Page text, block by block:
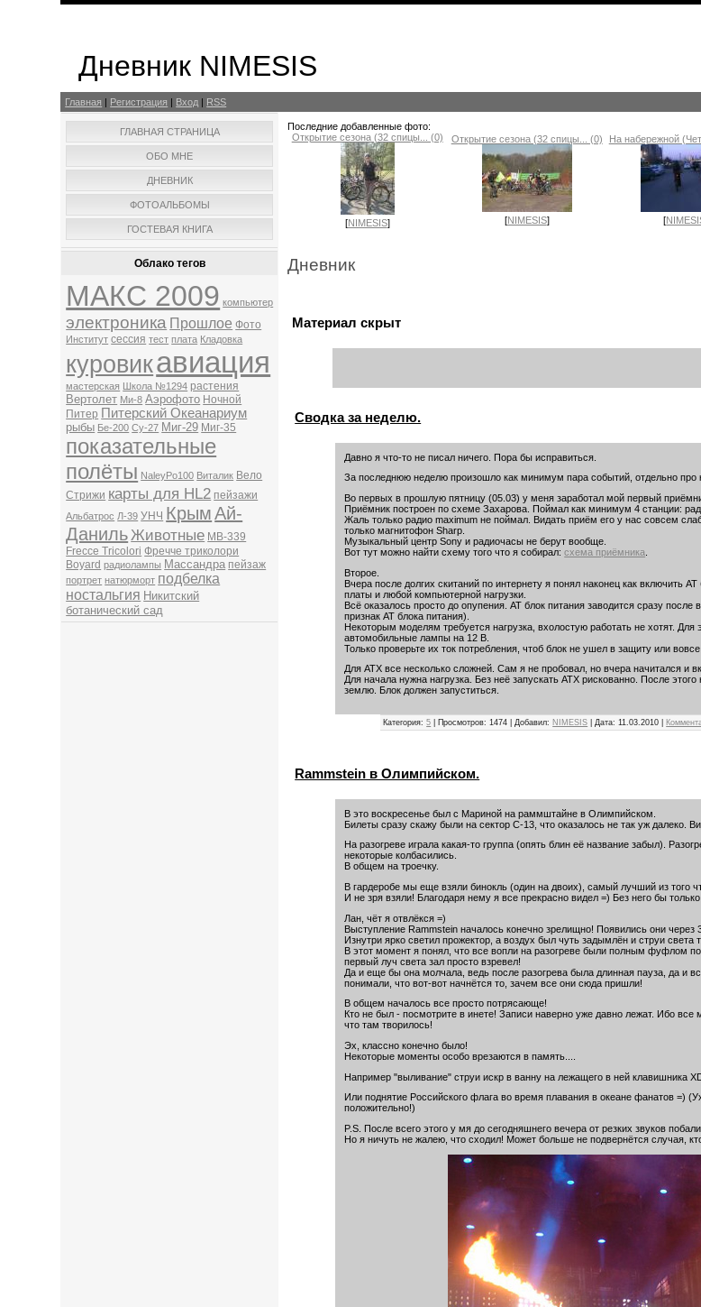
Дневник NIMESIS
Главная | Регистрация | Вход | RSS
ГЛАВНАЯ СТРАНИЦА
ОБО МНЕ
ДНЕВНИК
ФОТОАЛЬБОМЫ
ГОСТЕВАЯ КНИГА
Облако тегов
МАКС 2009 компьютер
электроника Прошлое Фото
Институт сессия тест плата Кладовка
куровикавиация
мастерская Школа №1294 растения
Вертолет Ми-8 Аэрофото Ночной
Питер Питерский Океанариум
рыбы Бе-200 Су-27 Миг-29 Миг-35
показательные
полёты NaleyPo100 Виталик Вело
Стрижи карты для HL2 пейзажи
Альбатрос Л-39 УНЧ КрымАй-
ДанильЖивотные MB-339
Frecce Tricolori Фречче триколори
Boyard радиолампы Массандра пейзаж
портрет натюрморт подбелка
ностальгия Никитский
ботанический сад
Последние добавленные фото:
Открытие сезона (32 спицы... (0)
[NIMESIS]
Открытие сезона (32 спицы... (0)
[NIMESIS]
На набережной
[
Дневник
Материал скрыт
Сводка за неделю.
Давно я что-то не писал ничего. Пора бы исправиться.
За последнюю неделю произошло как минимум пара событий, отдельно про
Во первых в прошлую пятницу (05.03) у меня заработал мой первый
Приёмник построен по схеме Захарова. Поймал как минимум 4 станции:
Жаль только радио maximum не поймал. Видать приём его у нас совсем
только магнитофон Sharp.
Музыкальный центр Sony и радиочасы не берут вообще.
Вот тут можно найти схему того что я собирал:схема приёмника
Второе.
Вчера после долгих скитаний по интернету я понял наконец как включить
платы и любой компьютерной нагрузки.
Всё оказалось просто до опупения. АТ блок питания заводится сразу
признак АТ блока питания).
Некоторым моделям требуется нагрузка, вхолостую работать не хотят. Для
автомобильные лампы на 12 В.
Только проверьте их ток потребления, чтоб блок не ушел в защиту или вовсе
Для ATX все несколько сложней. Сам я не пробовал, но вчера начитался и
Для начала нужна нагрузка. Без неё запускать ATX рискованно. После
землю. Блок должен запуститься.
Категория:5 | Просмотров: 1474 | Добавил: NIMESIS | Дата:11.03.2010
Rammstein в Олимпийском.
В это воскресенье был с Мариной на раммштайне в Олимпийском.
Билеты сразу скажу были на сектор С-13, что оказалось не так уж далеко.
На разогреве играла какая-то группа (опять блин её название забыл).
некоторые колбасились.
В общем на троечку.
В гардеробе мы еще взяли бинокль (один на двоих), самый лучший из того
И не зря взяли! Благодаря нему я все прекрасно видел =) Без него бы
Лан, чёт я отвлёкся =)
Выступление Rammstein началось конечно зрелищно! Появились они через
Изнутри ярко светил прожектор, а воздух был чуть задымлён и струи света
В этот момент я понял, что все вопли на разогреве были полным фуфлом
первый луч света зал просто взревел!
Да и еще бы она молчала, ведь после разогрева была длинная пауза, да и
понимали, что вот-вот начнётся то, зачем все они сюда пришли!
В общем началось все просто потрясающе!
Кто не был - посмотрите в инете! Записи наверно уже давно лежат. Ибо
что там творилось!
Эх, классно конечно было!
Некоторые моменты особо врезаются в память....
Например "выливание" струи искр в ванну на лежащего в ней клавишника
Или поднятие Российского флага во время плавания в океане фанатов =)
положительно!)
P.S. После всего этого у мя до сегодняшнего вечера от резких звуков
Но я ничуть не жалею, что сходил! Может больше не подвернётся случая, кто